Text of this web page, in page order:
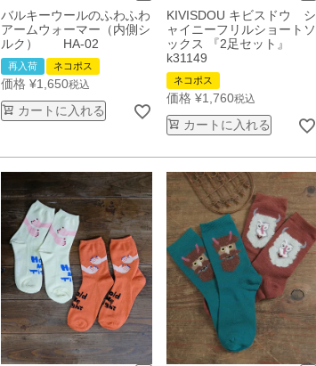
バルキーウールのふわふわ
アームウォーマー（内側シ
ルク） HA-02
再入荷 ネコポス
価格 ¥1,650税込
カートに入れる
KIVISDOU キビスドウ シ
ャイニーフリルショートソ
ックス 『2足セット』
k31149
ネコポス
価格 ¥1,760税込
カートに入れる